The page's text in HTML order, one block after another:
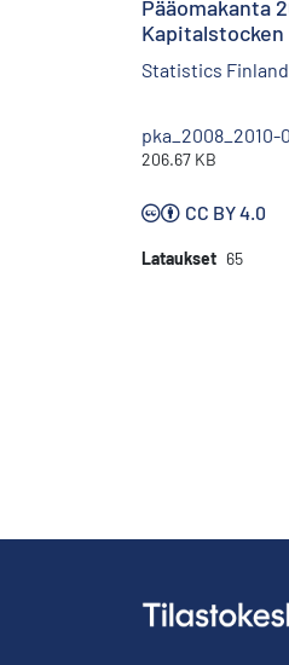
Pääomakanta
Kapitalstocken
Statistics Finland
pka_2008_2010-
206.67 KB
CC BY 4.0
Lataukset 65